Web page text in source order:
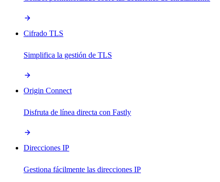
Cifrado TLS
Simplifica la gestión de TLS
Origin Connect
Disfruta de línea directa con Fastly
Direcciones IP
Gestiona fácilmente las direcciones IP